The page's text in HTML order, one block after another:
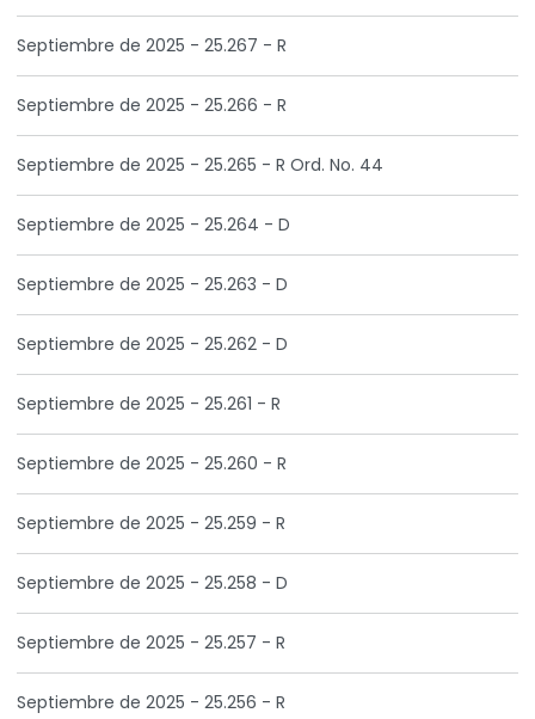
Septiembre de 2025 - 25.267 - R
Septiembre de 2025 - 25.266 - R
Septiembre de 2025 - 25.265 - R Ord. No. 44
Septiembre de 2025 - 25.264 - D
Septiembre de 2025 - 25.263 - D
Septiembre de 2025 - 25.262 - D
Septiembre de 2025 - 25.261 - R
Septiembre de 2025 - 25.260 - R
Septiembre de 2025 - 25.259 - R
Septiembre de 2025 - 25.258 - D
Septiembre de 2025 - 25.257 - R
Septiembre de 2025 - 25.256 - R